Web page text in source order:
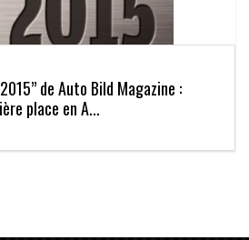
de Auto Bild Magazine :
place en A...